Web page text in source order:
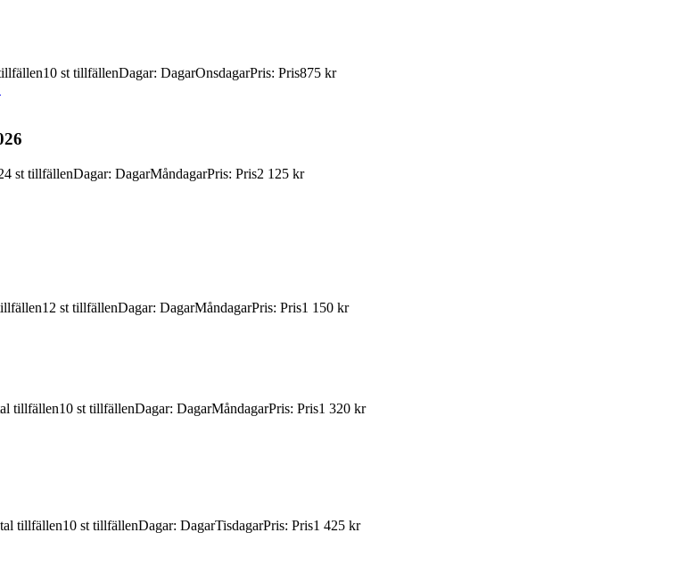
10 st tillfällenDagar: DagarOnsdagarPris: Pris875 kr
st tillfällenDagar: DagarMåndagarPris: Pris2 125 kr
12 st tillfällenDagar: DagarMåndagarPris: Pris1 150 kr
tillfällen10 st tillfällenDagar: DagarMåndagarPris: Pris1 320 kr
tillfällen10 st tillfällenDagar: DagarTisdagarPris: Pris1 425 kr